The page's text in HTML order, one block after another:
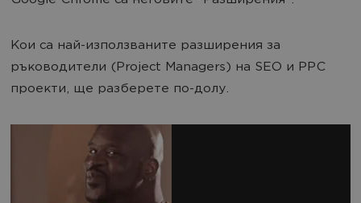
Кои са най-използваните разширения за
ръководители (Project Managers) на SEO и PPC
проекти, ще разберете по-долу.